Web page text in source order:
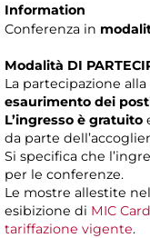
Information
Conferenza in
Modalità DI
La partecipazione
esaurimento dei
L’ingresso è gratuito
da parte
Si specifica che
per le conferenze.
Le mostre allestite
esibizione di MIC Card
tariffazione vigente.